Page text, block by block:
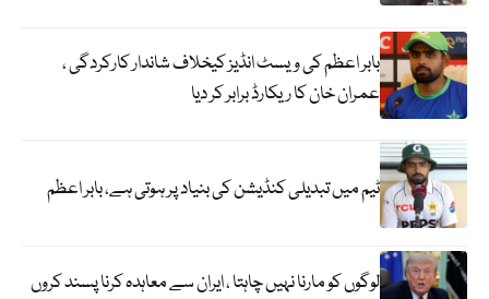
بابر اعظم کی ویسٹ انڈیز کیخلاف شاندار کارکردگی ،
عمران خان کا ریکارڈ برابر کر دیا
ٹیم میں تبدیلی کنڈیشن کی بنیاد پر ہوتی ہے، بابر اعظم
لوگوں کو مارنا نہیں چاہتا ، ایران سے معاہدہ کرنا پسند کروں